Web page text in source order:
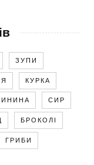
ЗУПИ
КУРКА
СИР
БРОКОЛІ
ГРИБИ